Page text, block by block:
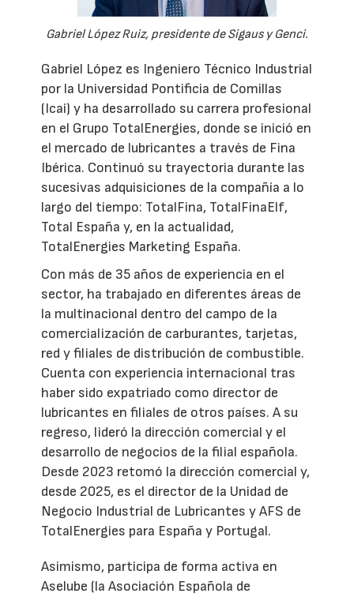
Gabriel López Ruiz, presidente de Sigaus y Genci.
Gabriel López es Ingeniero Técnico Industrial
por la Universidad Pontificia de Comillas
(Icai) y ha desarrollado su carrera profesional
en el Grupo TotalEnergies, donde se inició en
el mercado de lubricantes a través de Fina
Ibérica. Continuó su trayectoria durante las
sucesivas adquisiciones de la compañía a lo
largo del tiempo: TotalFina, TotalFinaElf,
Total España y, en la actualidad,
TotalEnergies Marketing España.
Con más de 35 años de experiencia en el
sector, ha trabajado en diferentes áreas de
la multinacional dentro del campo de la
comercialización de carburantes, tarjetas,
red y filiales de distribución de combustible.
Cuenta con experiencia internacional tras
haber sido expatriado como director de
lubricantes en filiales de otros países. A su
regreso, lideró la dirección comercial y el
desarrollo de negocios de la filial española.
Desde 2023 retomó la dirección comercial y,
desde 2025, es el director de la Unidad de
Negocio Industrial de Lubricantes y AFS de
TotalEnergies para España y Portugal.
Asimismo, participa de forma activa en
Aselube (la Asociación Española de